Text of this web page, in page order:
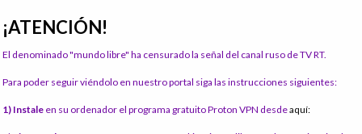
¡ATENCIÓN!
El denominado "mundo libre" ha censurado la señal del canal ruso de TV RT.
Para poder seguir viéndolo en nuestro portal siga las instrucciones siguientes:
1) Instale en su ordenador el programa gratuito Proton VPN desdeaquí: